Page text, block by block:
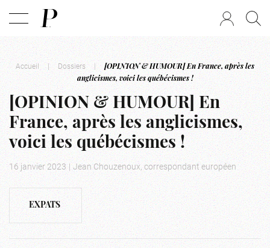
Accueil | Dossiers |
[OPINION & HUMOUR] En France, après les
anglicismes, voici les québécismes !
[OPINION & HUMOUR] En
France, après les anglicismes,
voici les québécismes !
16 janvier 2023 | Jean Chouzenoux, correspondant européen
EXPATS